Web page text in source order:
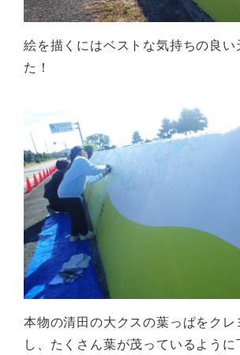
絵を描くにはベストな気持ちの良い
た！
本物の清田の大クスの葉っぱをクレ
し、たくさん葉が茂っているように